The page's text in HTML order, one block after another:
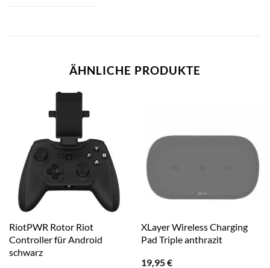
ÄHNLICHE PRODUKTE
RiotPWR Rotor Riot
Controller für Android
schwarz
XLayer Wireless Charging
Pad Triple anthrazit
19,95€